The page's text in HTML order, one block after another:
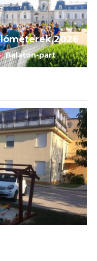
2026
Balaton-part